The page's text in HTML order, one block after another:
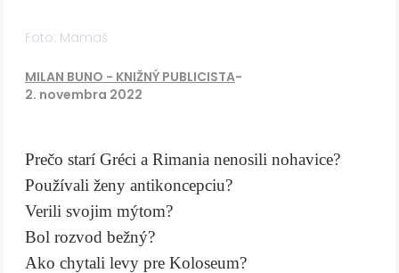
Foto: Mamaš
MILAN BUNO - KNIŽNÝ PUBLICISTA-
2. novembra 2022
Prečo starí Gréci a Rimania nenosili nohavice?
Používali ženy antikoncepciu?
Verili svojim mýtom?
Bol rozvod bežný?
Ako chytali levy pre Koloseum?